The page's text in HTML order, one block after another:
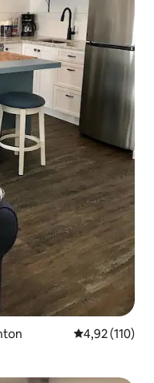
Évaluation
4,92 (110)